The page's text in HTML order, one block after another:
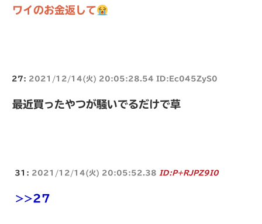
ワイのお金返して
27: 2021/12/14(火) 20:05:28.54 ID:Ec045ZyS0
最近買ったやつが騒いでるだけで草
31: 2021/12/14(火) 20:05:52.38 ID:P+RJPZ9I0
>>27